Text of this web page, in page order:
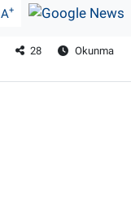
A+
28
Okunma